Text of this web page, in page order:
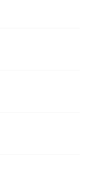
的共同作用，这些
些自闭症儿童坐没
，也可能是前庭觉
成他们在保持姿势
的信号，影响到注
上课的时候容易多
成的。
于视觉动作发展不
庭觉会和动眼神经